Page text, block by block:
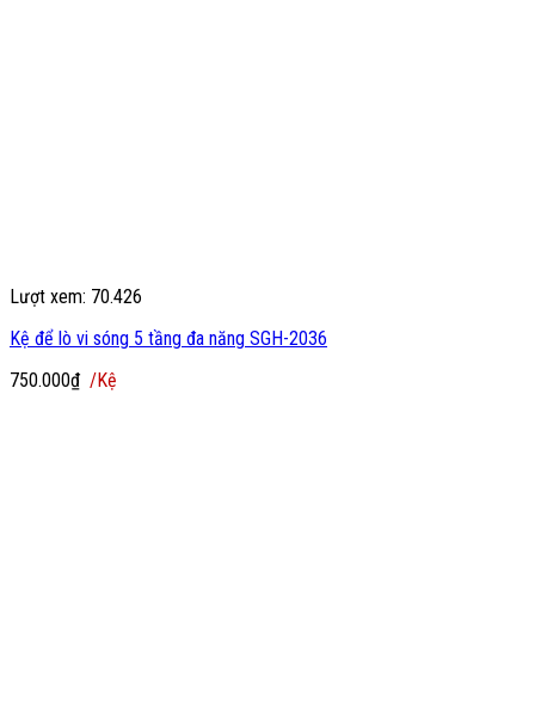
Lượt xem: 70.426
Kệ để lò vi sóng 5 tầng đa năng SGH-2036
750.000₫ /Kệ